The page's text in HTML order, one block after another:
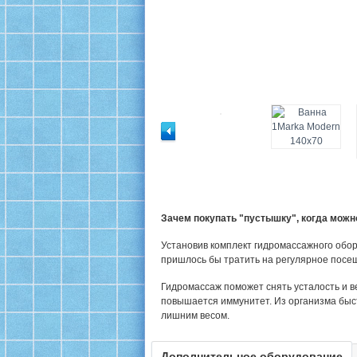
Зачем покупать "пустышку", когда
Установив комплект гидромассажного
пришлось бы тратить на регулярное
Гидромассаж поможет снять усталость и
повышается иммунитет. Из организма
лишним весом.